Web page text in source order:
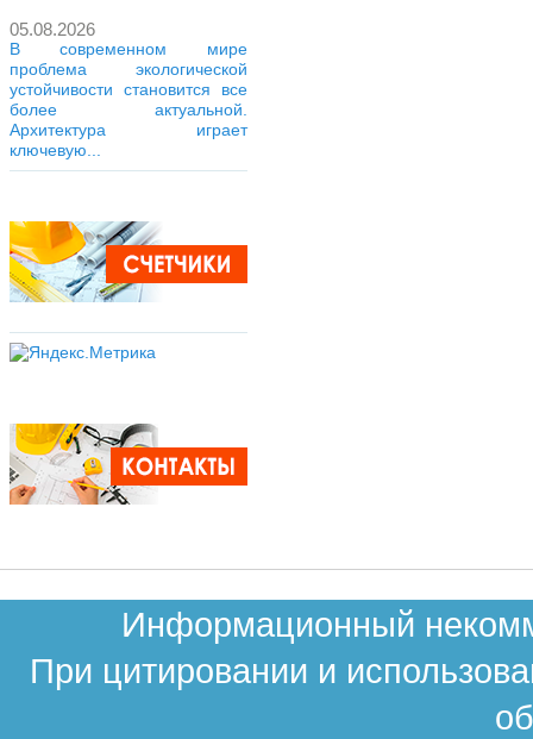
05.08.2026
В современном мире
проблема экологической
устойчивости становится все
более актуальной.
Архитектура играет
ключевую...
Информационный
При цитировании и